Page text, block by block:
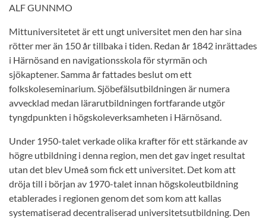
ALF GUNNMO
Mittuniversitetet är ett ungt universitet men den har sina
rötter mer än 150 år tillbaka i tiden. Redan år 1842 inrättades
i Härnösand en navigationsskola för styrmän och
sjökaptener. Samma år fattades beslut om ett
folkskoleseminarium. Sjöbefälsutbildningen är numera
avvecklad medan lärarutbildningen fortfarande utgör
tyngdpunkten i högskoleverksamheten i Härnösand.
Under 1950-talet verkade olika krafter för ett stärkande av
högre utbildning i denna region, men det gav inget resultat
utan det blev Umeå som fick ett universitet. Det kom att
dröja till i början av 1970-talet innan högskoleutbildning
etablerades i regionen genom det som kom att kallas
systematiserad decentraliserad universitetsutbildning. Den